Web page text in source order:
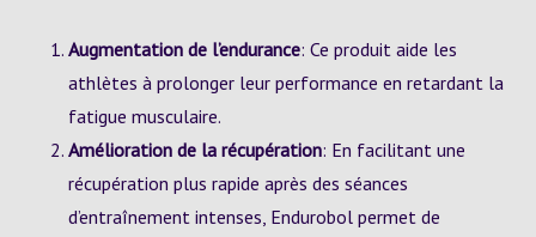
Augmentation de l’endurance: Ce produit aide les
athlètes à prolonger leur performance en retardant la
fatigue musculaire.
Amélioration de la récupération: En facilitant une
récupération plus rapide après des séances
d’entraînement intenses, Endurobol permet de